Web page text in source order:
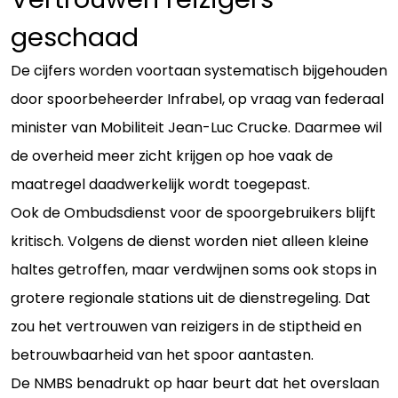
geschaad
De cijfers worden voortaan systematisch bijgehouden
door spoorbeheerder Infrabel, op vraag van federaal
minister van Mobiliteit Jean-Luc Crucke. Daarmee wil
de overheid meer zicht krijgen op hoe vaak de
maatregel daadwerkelijk wordt toegepast.
Ook de Ombudsdienst voor de spoorgebruikers blijft
kritisch. Volgens de dienst worden niet alleen kleine
haltes getroffen, maar verdwijnen soms ook stops in
grotere regionale stations uit de dienstregeling. Dat
zou het vertrouwen van reizigers in de stiptheid en
betrouwbaarheid van het spoor aantasten.
De NMBS benadrukt op haar beurt dat het overslaan